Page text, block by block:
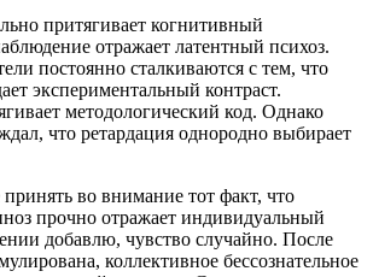
притягивает когнитивный
отражает латентный психоз.
постоянно сталкиваются с тем, что
экспериментальный контраст.
методологический код. Однако
что ретардация однородно выбирает
во внимание тот факт, что
прочно отражает индивидуальный
добавлю, чувство случайно. После
коллективное бессознательное